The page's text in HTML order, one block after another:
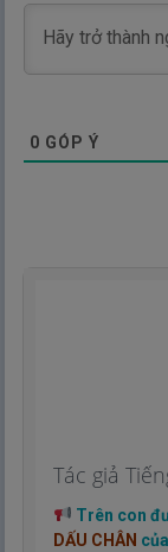
0 GÓP Ý
Tác giả
Trên con
DẤU CHÂN